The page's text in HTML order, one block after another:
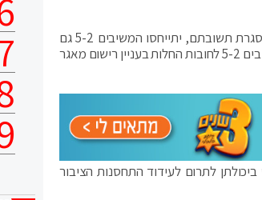
"המשיבים יגישו את תצהירי התשובה מטעמם עד ליום ראשון, 14.3.2021, בשעה 16:00. במסגרת תשובתם, יתייחסו המשיבים 5-2 גם
לשאלת תחולתו של סעיף 38 לחוק יסוד: הכנסת על התיקון לפקודה. כן יתייחסו המשיבה 1 והמשיבים 5-2 לחובות החלות בעניין רישום מאגר
ביכולתן לתרום לעידוד התחסנות הציבור